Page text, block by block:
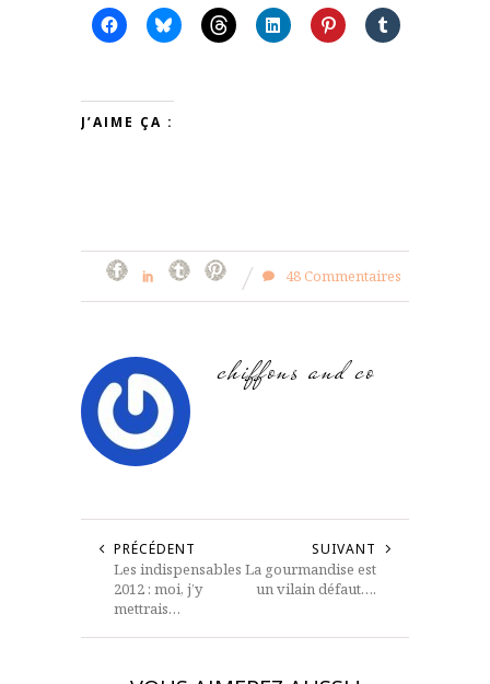
J’AIME ÇA :
48 Commentaires
chiffons and co
PRÉCÉDENT
Les indispensables
2012 : moi, j’y
mettrais…
SUIVANT
La gourmandise est
un vilain défaut….